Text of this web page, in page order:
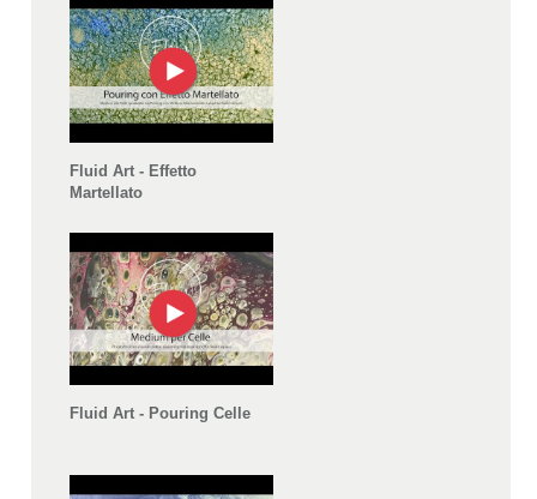
Fluid Art - Effetto
Martellato
Fluid Art - Pouring Celle